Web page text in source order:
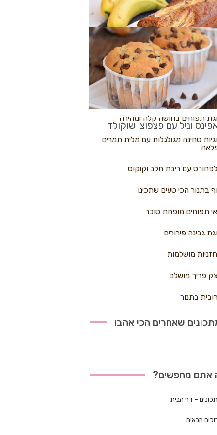
פיצה
בננות
וניל עם פצפוצי שוקולד
נקראים
תפוחים בחושה קלה ומהירה
טחינה מגולגלות עם מלית תמרים
עם ריבת חלב וקוקוס
בתנור הכי טעים שתכינו
תפוחים מופחת סוכר
גבינה פירורים
מושלמות
פריך מושלם
בתנור
שאחרים הכי אהבו
אתם מחפשים?
– דף הבית
הבאים